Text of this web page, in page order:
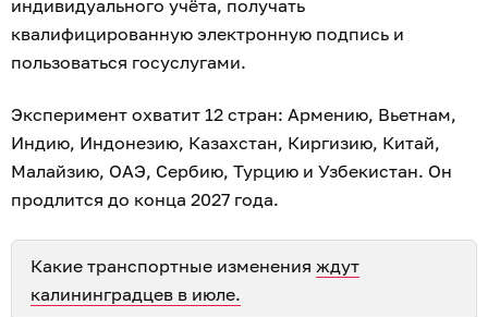
индивидуального учёта, получать
квалифицированную электронную подпись и
пользоваться госуслугами.
Эксперимент охватит 12 стран: Армению, Вьетнам,
Индию, Индонезию, Казахстан, Киргизию, Китай,
Малайзию, ОАЭ, Сербию, Турцию и Узбекистан. Он
продлится до конца 2027 года.
Какие транспортные изменения ждут
калининградцев в июле.